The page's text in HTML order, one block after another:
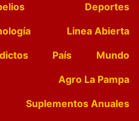
Deportes
Linea Abierta
País
Mundo
Agro La Pampa
Suplementos Anuales